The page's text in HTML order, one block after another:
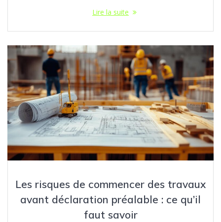
Lire la suite
Les risques de commencer des travaux
avant déclaration préalable : ce qu’il
faut savoir